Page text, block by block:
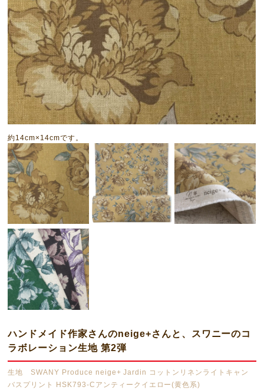
約14cm×14cmです。
ハンドメイド作家さんのneige+さんと、スワニーのコ
ラボレーション生地 第2弾
生地 SWANY Produce neige+ Jardin コットンリネンライトキャン
バスプリント HSK793-Cアンティークイエロー(黄色系)